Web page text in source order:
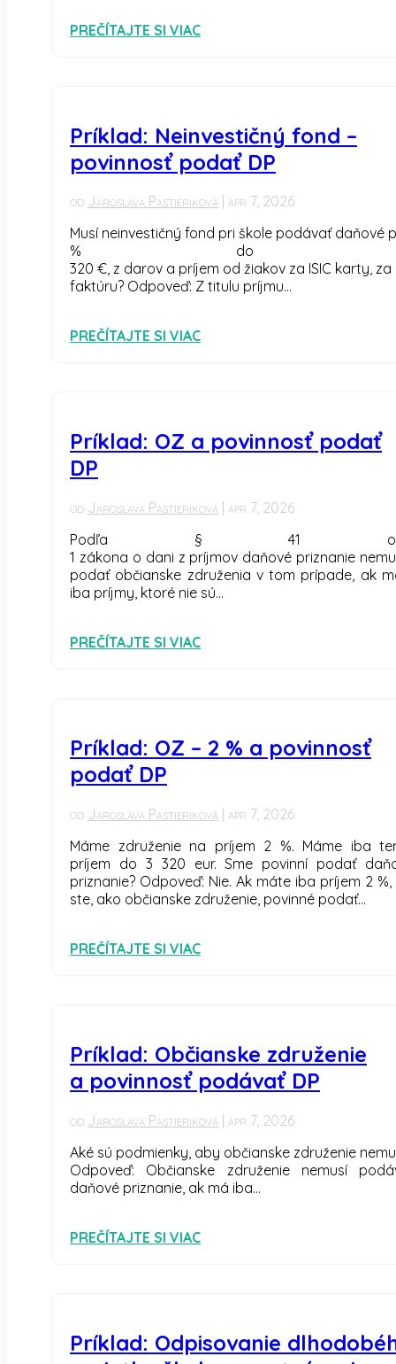
PREČÍTAJTE SI VIAC
Príklad: Neinvestičný fond –
povinnosť podať DP
od Jaroslava Pastieriková apr 7, 2026
Musí neinvestičný fond pri škole podávať daňové
% do
320 €, z darov a príjem od žiakov za ISIC karty,
faktúru? Odpoveď: Z titulu príjmu...
PREČÍTAJTE SI VIAC
Príklad: OZ a povinnosť podať
DP
od Jaroslava Pastieriková apr 7, 2026
Podľa § 41
1 zákona o dani z príjmov daňové priznanie
podať občianske združenia v tom prípade, ak
iba príjmy, ktoré nie sú...
PREČÍTAJTE SI VIAC
Príklad: OZ – 2 % a povinnosť
podať DP
od Jaroslava Pastieriková apr 7, 2026
Máme združenie na príjem 2 %. Máme iba
príjem do 3 320 eur. Sme povinní podať
priznanie? Odpoveď: Nie. Ak máte iba príjem 2 %,
ste, ako občianske združenie, povinné podať...
PREČÍTAJTE SI VIAC
Príklad: Občianske združenie
a povinnosť podávať DP
od Jaroslava Pastieriková | apr 7, 2026
Aké sú podmienky, aby občianske združenie
Odpoveď: Občianske združenie nemusí
daňové priznanie, ak má iba...
PREČÍTAJTE SI VIAC
Príklad: Odpisovanie